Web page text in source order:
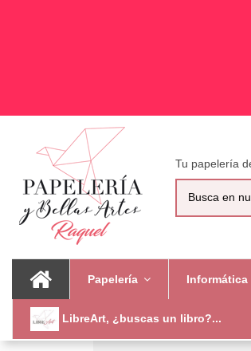
Tu papelería
Papelería Informática
LibreArt, ¿buscas un libro?...